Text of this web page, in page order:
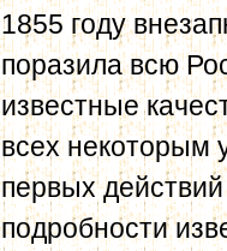
1855 году
поразила всю
известные
всех некоторым
первых
подробности